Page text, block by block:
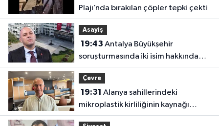
Plajı’nda bırakılan çöpler tepki çekti
Asayiş
19:43
soruşturmasında iki isim hakkında
yeni karar
Çevre
19:31
mikroplastik kirliliğinin kaynağı
açıklandı